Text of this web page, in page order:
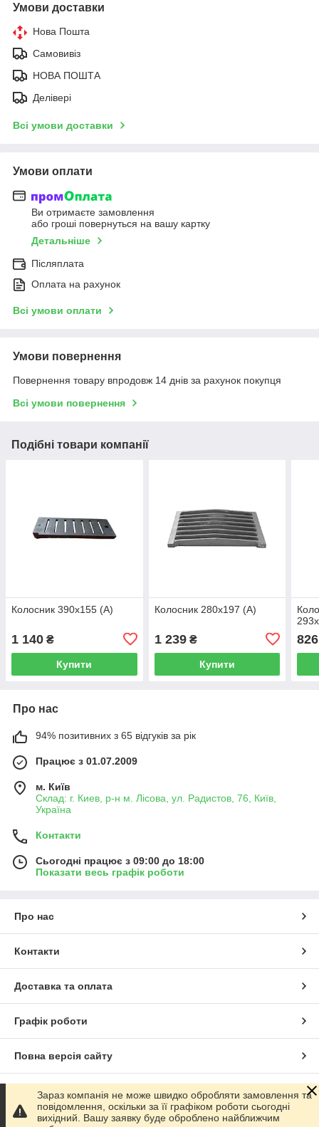
Умови доставки
Нова Пошта
Самовивіз
НОВА ПОШТА
Делівері
Всі умови доставки
Умови оплати
Ви отримаєте замовлення
або гроші повернуться на вашу картку
Детальніше
Післяплата
Оплата на рахунок
Всі умови оплати
Умови повернення
Повернення товару впродовж 14 днів за рахунок покупця
Всі умови повернення
Подібні товари компанії
Колосник 390х155 (А)
1 140 ₴
Купити
Колосник 280х197 (А)
1 239₴
Купити
826
Про нас
94% позитивних з 65 відгуків за рік
Працює з 01.07.2009
м. Київ
Склад: г. Киев, р-н м. Лісова, ул. Радистов, 76, Київ,
Україна
Контакти
Сьогодні працює з 09:00 до 18:00
Показати весь графік роботи
Про нас
Контакти
Доставка та оплата
Графік роботи
Повна версія сайту
Сайт створено на маркетплейсі Prom.ua
Зараз компанія не може швидко обробляти замовлення та
повідомлення, оскільки за її графіком роботи сьогодні
вихідний. Вашу заявку буде оброблено найближчим